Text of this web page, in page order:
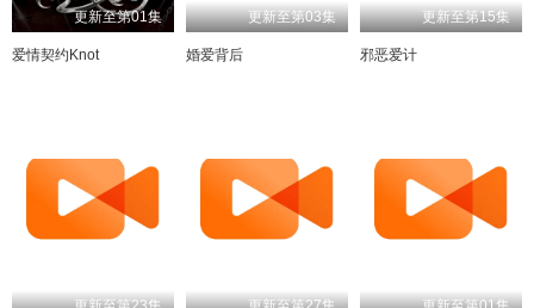
更新至第01集
爱情契约Knot
更新至第03集
婚爱背后
更新至第15集
邪恶爱计